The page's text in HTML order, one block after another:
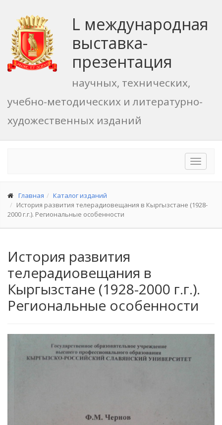
L международная
выставка-
презентация
научных, технических,
учебно-методических и литературно-
художественных изданий
Toggle
Главная
Каталог изданий
История развития телерадиовещания в Кыргызстане (1928-
2000 г.г.). Региональные особенности
История развития
телерадиовещания в
Кыргызстане (1928-2000 г.г.).
Региональные особенности